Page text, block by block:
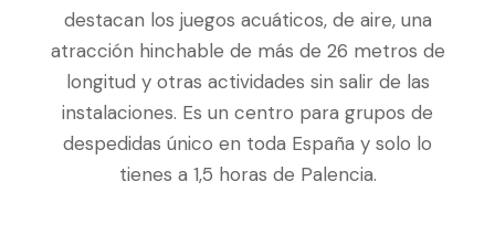
destacan los juegos acuáticos, de aire, una
atracción hinchable de más de 26 metros de
longitud y otras actividades sin salir de las
instalaciones. Es un centro para grupos de
despedidas único en toda España y solo lo
tienes a 1,5 horas de Palencia.